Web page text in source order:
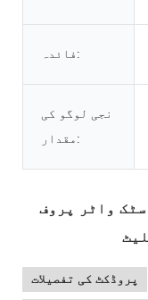
فائدہ:
نجی لوگو کی
مقدار:
واٹر پروف
پروڈکٹ کی تفصیلات